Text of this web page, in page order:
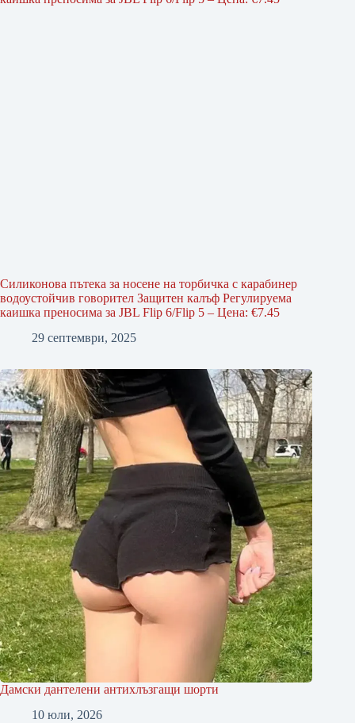
Силиконова пътека за носене на торбичка с карабинер
водоустойчив говорител Защитен калъф Регулируема
каишка преносима за JBL Flip 6/Flip 5 – Цена: €7.45
29 септември, 2025
Дамски дантелени антихлъзгащи шорти
10 юли, 2026